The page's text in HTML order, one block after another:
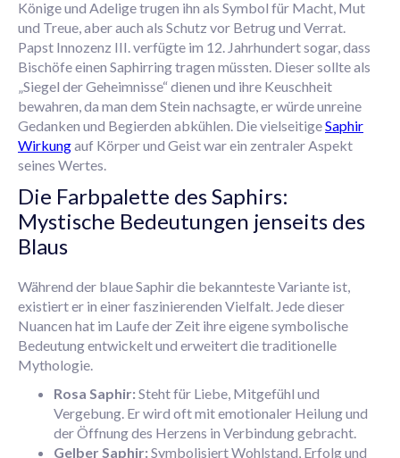
Könige und Adelige trugen ihn als Symbol für Macht, Mut
und Treue, aber auch als Schutz vor Betrug und Verrat.
Papst Innozenz III. verfügte im 12. Jahrhundert sogar, dass
Bischöfe einen Saphirring tragen müssten. Dieser sollte als
„Siegel der Geheimnisse“ dienen und ihre Keuschheit
bewahren, da man dem Stein nachsagte, er würde unreine
Gedanken und Begierden abkühlen. Die vielseitigeSaphir
Wirkungauf Körper und Geist war ein zentraler Aspekt
seines Wertes.
Die Farbpalette des Saphirs:
Mystische Bedeutungen jenseits des
Blaus
Während der blaue Saphir die bekannteste Variante ist,
existiert er in einer faszinierenden Vielfalt. Jede dieser
Nuancen hat im Laufe der Zeit ihre eigene symbolische
Bedeutung entwickelt und erweitert die traditionelle
Mythologie.
Rosa Saphir:Steht für Liebe, Mitgefühl und
Vergebung. Er wird oft mit emotionaler Heilung und
der Öffnung des Herzens in Verbindung gebracht.
Gelber Saphir:Symbolisiert Wohlstand, Erfolg und